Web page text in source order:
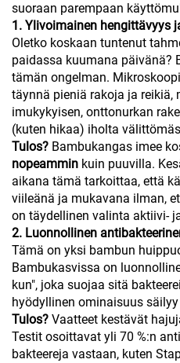
suoraan parempaan
1. Ylivoimainen hengittävyys
Oletko koskaan tuntenut
paidassa kuumana päivänä?
tämän ongelman.
täynnä pieniä rakoja ja reikiä,
imukykyisen, onttonurkan
(kuten hikaa) iholta
Tulos? Bambukangas imee
nopeammin kuin puuvilla.
aikana tämä tarkoittaa, että
viileänä ja mukavana ilman,
on täydellinen valinta aktiivi-
2. Luonnollinen
Tämä on yksi bambun
Bambukasvissa on
kun", joka suojaa sitä
hyödyllinen ominaisuus
Tulos? Vaatteet kestävät
Testit osoittavat yli 70 %:n
bakteereja vastaan, kuten